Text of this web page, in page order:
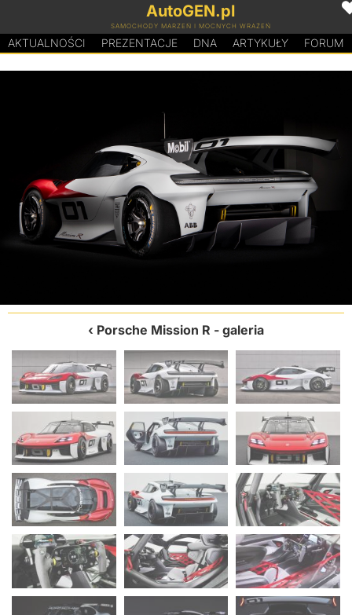
AutoGEN.pl
SAMOCHODY MARZEŃ I MOCNYCH WRAŻEŃ
AKTUALNOŚCI PREZENTACJE DNA ARTYKUŁY FORUM
Porsche Mission R - galeria